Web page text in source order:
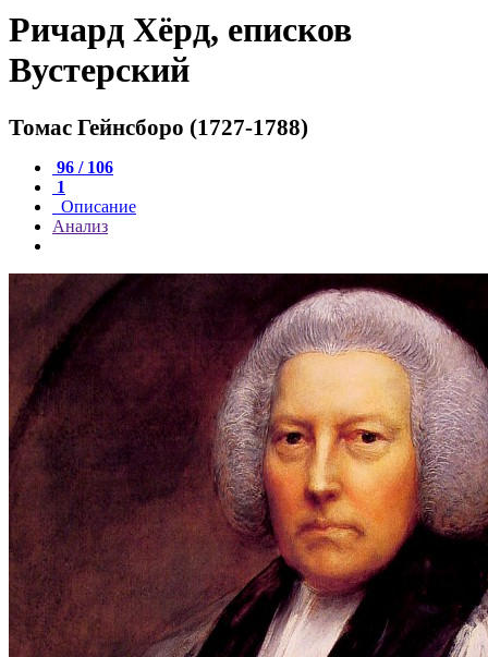
Ричард Хёрд, еписков
Вустерский
Томас Гейнсборо (1727-1788)
96 / 106
1
Описание
Анализ